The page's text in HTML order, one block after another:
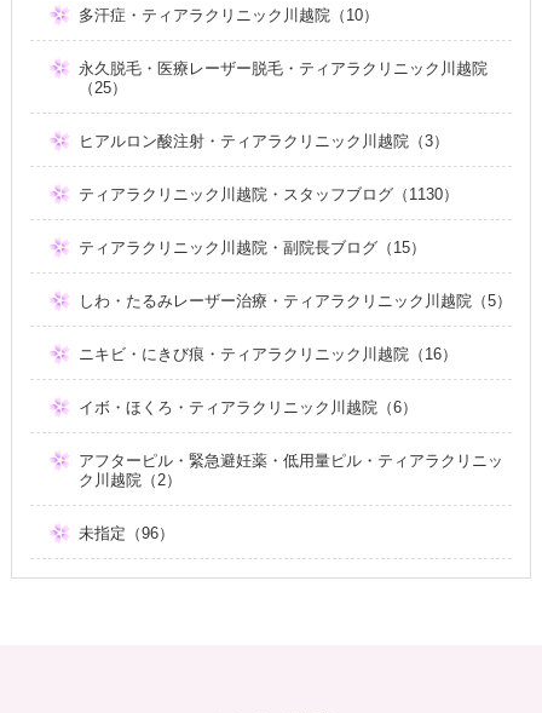
多汗症・ティアラクリニック川越院（10）
永久脱毛・医療レーザー脱毛・ティアラクリニック川越院
（25）
ヒアルロン酸注射・ティアラクリニック川越院（3）
ティアラクリニック川越院・スタッフブログ（1130）
ティアラクリニック川越院・副院長ブログ（15）
しわ・たるみレーザー治療・ティアラクリニック川越院（5）
ニキビ・にきび痕・ティアラクリニック川越院（16）
イボ・ほくろ・ティアラクリニック川越院（6）
アフターピル・緊急避妊薬・低用量ピル・ティアラクリニッ
ク川越院（2）
未指定（96）